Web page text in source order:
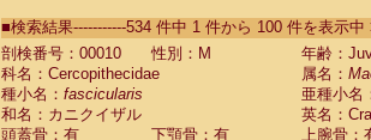
CebidaeSaguinus labiatus(0)
Cebidae Saguinus leucopus (4)
CebidaeSaguinus midas
CebidaeSaguinus mystax
CebidaeSaguinus nigricollis (12)
■検索結果-----------534 件中 1 件から 100 件を表示
剖検番号：00010
性別：M
年齢：
科名：Cercopithecidae
属名：
種小名： fascicularis
亜種小名
和名：カニクイザル
英名：
頭蓋骨：有
下顎骨：有
上腕骨：